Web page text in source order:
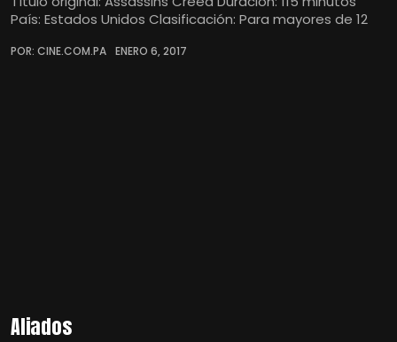
País: Estados Unidos Clasificación: Para mayores de 12
POR: CINE.COM.PA ENERO 6, 2017
Aliados